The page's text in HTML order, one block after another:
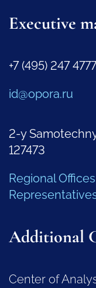
Executive
+7 (495) 247 4777
id@opora.ru
2-y
127473
Regional Offices
Additional
Center of